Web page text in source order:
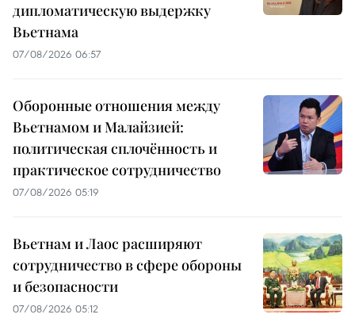
дипломатическую выдержку
Вьетнама
07/08/2026 06:57
Оборонные отношения между
Вьетнамом и Малайзией:
политическая сплочённость и
практическое сотрудничество
07/08/2026 05:19
Вьетнам и Лаос расширяют
сотрудничество в сфере обороны
и безопасности
07/08/2026 05:12